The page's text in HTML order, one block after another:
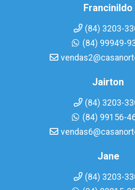
Francinildo
(84) 3203-
(84) 99949-
Jairton
(84) 3203-
(84) 99156-
Jane
(84) 3203-